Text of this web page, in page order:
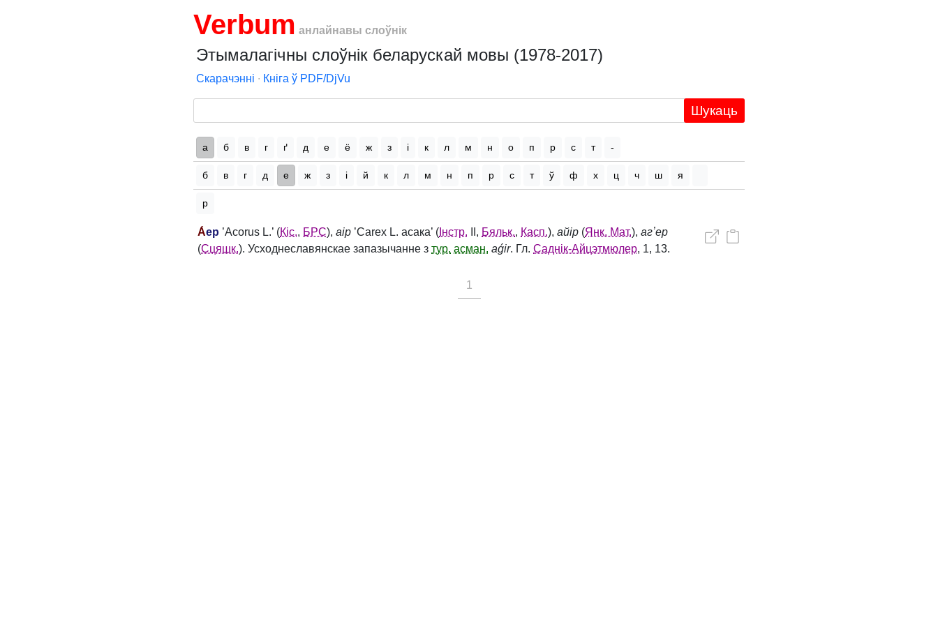
Verbum анлайнавы слоўнік
Этымалагічны слоўнік беларускай мовы (1978-2017)
Скарачэнні ∙ Кніга ў PDF/DjVu
Шукаць
а б в г ґ д е ё ж з і к л м н о п р с т -
б в г д е ж з і й к л м н п р с т ў ф х ц ч ш я
р
А́ер ’Acorus L.’ (Кіс., БРС), аір ’Carex L. асака’ ( Інстр. II, Бяльк., Касп.), айір (Янк. Мат.), агʼер
(Сцяшк.). Усходнеславянскае запазычанне з тур. асман. aǵir. Гл. Саднік-Айцэтмюлер, 1, 13.
1